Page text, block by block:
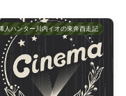
人ハンター川内イオの東奔西走記